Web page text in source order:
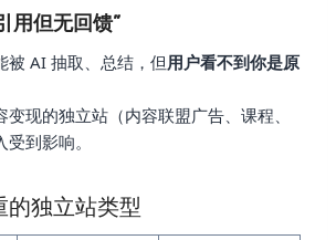
用但无回馈”
被 AI 抽取、总结，但用户看不到你是原
变现的独立站（内容联盟广告、课程、
到影响。
的独立站类型